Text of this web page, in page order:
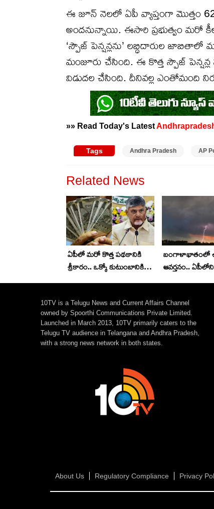
ఈ జూన్ నెలలో ఏపీ వ్యాప్తంగా మొత్తం
అందనున్నాయి. ఈసారి ప్రభుత్వం మరో
‘స్పౌజ్ పెన్షన్లను’ లబ్ధిదారుల
మంజూరు చేసింది. ఈ కొత్త స్పౌజ్ పెన్షన్ల
విడుదల చేసింది. దీనివల్ల ఎంతోమంది
»» Read Today's Latest
Tags Andhra Pradesh AP
Related News
ఏపీలో మరో కొత్త పథకానికి
శ్రీకారం.. ఒక్కో కుటుంబానికి
బంగాళాఖాతంలో
ఆవర్తనం..
10TV is a Telugu News and Current Affairs Channel
owned by Spoorthi Communications Private Limited.
Launched in March 2013, 10TV primarily caters to the
Telugu TV audience in Telangana and Andhra Pradesh,
with a strong news network in both states.
About Us Regulatory Compliance Privacy